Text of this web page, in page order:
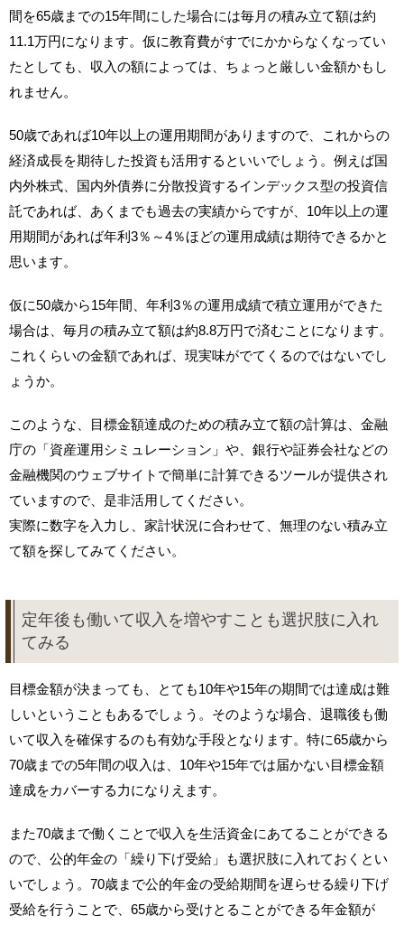
間を65歳までの15年間にした場合には毎月の積み立て額は約
11.1万円になります。仮に教育費がすでにかからなくなってい
たとしても、収入の額によっては、ちょっと厳しい金額かもし
れません。
50歳であれば10年以上の運用期間がありますので、これからの
経済成長を期待した投資も活用するといいでしょう。例えば国
内外株式、国内外債券に分散投資するインデックス型の投資信
託であれば、あくまでも過去の実績からですが、10年以上の運
用期間があれば年利3％～4％ほどの運用成績は期待できるかと
思います。
仮に50歳から15年間、年利3％の運用成績で積立運用ができた
場合は、毎月の積み立て額は約8.8万円で済むことになります。
これくらいの金額であれば、現実味がでてくるのではないでし
ょうか。
このような、目標金額達成のための積み立て額の計算は、金融
庁の「資産運用シミュレーション」や、銀行や証券会社などの
金融機関のウェブサイトで簡単に計算できるツールが提供され
ていますので、是非活用してください。
実際に数字を入力し、家計状況に合わせて、無理のない積み立
て額を探してみてください。
定年後も働いて収入を増やすことも選択肢に入れ
てみる
目標金額が決まっても、とても10年や15年の期間では達成は難
しいということもあるでしょう。そのような場合、退職後も働
いて収入を確保するのも有効な手段となります。特に65歳から
70歳までの5年間の収入は、10年や15年では届かない目標金額
達成をカバーする力になりえます。
また70歳まで働くことで収入を生活資金にあてることができる
ので、公的年金の「繰り下げ受給」も選択肢に入れておくとい
いでしょう。70歳まで公的年金の受給期間を遅らせる繰り下げ
受給を行うことで、65歳から受けとることができる年金額が